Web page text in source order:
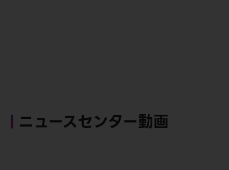
ニュースセンター動画